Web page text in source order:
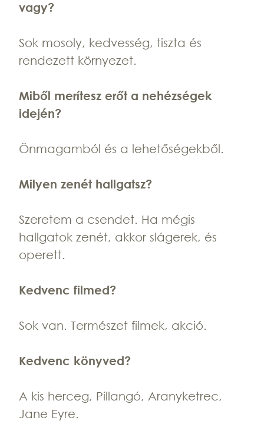
vagy?
Sok mosoly, kedvesség, tiszta és
rendezett környezet.
Miből merítesz erőt a nehézségek
idején?
Önmagamból és a lehetőségekből.
Milyen zenét hallgatsz?
Szeretem a csendet. Ha mégis
hallgatok zenét, akkor slágerek, és
operett.
Kedvenc filmed?
Sok van. Természet filmek, akció.
Kedvenc könyved?
A kis herceg, Pillangó, Aranyketrec,
Jane Eyre.